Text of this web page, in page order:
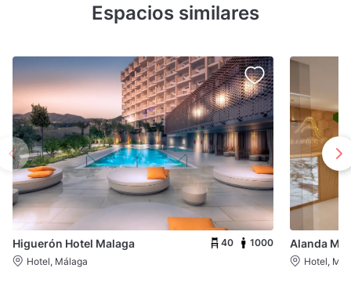
Espacios similares
Higuerón Hotel Malaga 40
1000
Hotel, Málaga
Alanda
Hotel,